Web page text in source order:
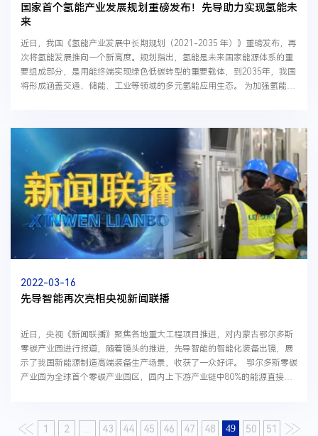
国家首个氢能产业发展规划重磅发布！先导助力实现氢能未
来
近日，我国《氢能产业发展中长期规划（2021-2035 年）》重磅发布，再
次将氢能发展推向一个新高度。规划指出，氢能是未来国家能源体系的重
要组成部分，是用能终端实现绿色低碳转型的重要载体，到2035年，我国
将形成涵盖交通、储能、工业等领域的多元氢能应用生态。 为加强氢能产
2022-03-16
先导智能再次亮相央视新闻联播
近日，央视《新闻联播》聚焦各地重大工程项目推进，对内蒙古鄂尔多斯
零碳产业园进行报道，随着镜头的推进，先导智能的智能化装备出镜，展
示了我国新能源制造高端装备生产场景，收获了一众好评。 鄂尔多斯零碳
产业园为全球首个零碳产业园区，园内上下游产业链中80%的能源直接来
1 2 ... 43 44 45 46 47 48 49 50 51